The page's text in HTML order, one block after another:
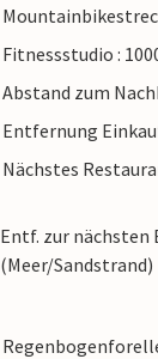
Fitnessstudio :
Abstand zum
Entfernung
Nächstes
Entf. zur nächsten
(Meer/Sandstrand)